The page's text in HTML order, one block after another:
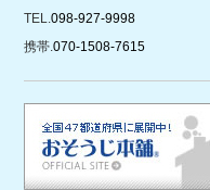
TEL.098-927-9998
携帯.070-1508-7615